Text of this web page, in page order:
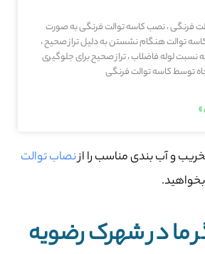
فرنگی ، نصب کاسه توالت فرنگی به صورت
کاسه توالت هنگام نشستن به دلیل تراز صحیح ،
نسبت لوله فاضلاب ، تراز صحیح برای جلوگیری
چاه توسط کاسه توالت فرنگی
»
و آب بندی مناسب را ازنصاب توالت
بخواهید.
ما در شهرک رضویه